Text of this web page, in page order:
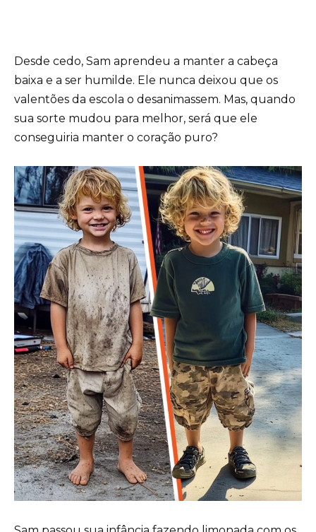
Desde cedo, Sam aprendeu a manter a cabeça
baixa e a ser humilde. Ele nunca deixou que os
valentões da escola o desanimassem. Mas, quando
sua sorte mudou para melhor, será que ele
conseguiria manter o coração puro?